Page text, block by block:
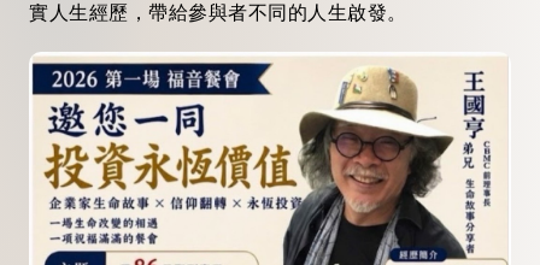
實人生經歷，帶給參與者不同的人生啟發。